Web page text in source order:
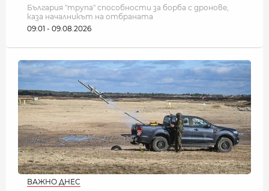
България "трупа" способности за борба с дронове,
каза началникът на отбраната
09:01 - 09.08.2026
ВАЖНО ДНЕС